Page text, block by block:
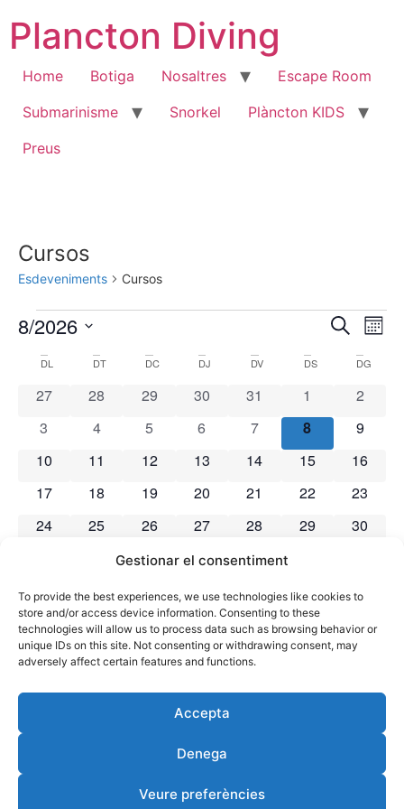
Gestionar el consentiment
To provide the best experiences, we use technologies like cookies to
store and/or access device information. Consenting to these
technologies will allow us to process data such as browsing behavior or
unique IDs on this site. Not consenting or withdrawing consent, may
adversely affect certain features and functions.
Accepta
Denega
Veure preferències
contingut
Plancton Diving
Home Botiga Nosaltres
Escape Room
Submarinisme
Snorkel
Plàncton KIDS
Preus
Cursos
Esdeveniments Cursos
Esdeveniments
cerca
CercaMes
8/2026
unaCalendari
de
Esdeveniments
DL DILLUNSDTDIMARTSDC DIMECRES
DJ DV DIVENDRES
DSDISSABTEDG
0 esdeveniments
27 0 esdeveniments
28 0 esdeveniments
29 0 esdeveniments
30 0 esdeveniments
31 0
1 0
2
0 esdeveniments
3 0 esdeveniments
4 0 esdeveniments
5 0 esdeveniments
6 0 esdeveniments
7 0
8 0
9
0 esdeveniments
10 0 esdeveniments
11 0 esdeveniments
12 0 esdeveniments
13 0 esdeveniments
14 0
15 0
16
0 esdeveniments
17 0 esdeveniments
18 0 esdeveniments
19 0 esdeveniments
20 0 esdeveniments
21 0
22 0
23
0 esdeveniments
24 0 esdeveniments
25 0 esdeveniments
26 0 esdeveniments
27 0 esdeveniments
28 0
29 0
30
0 esdeveniments0 esdeveniments
0 esdeveniments
2 0 esdeveniments
3 0 esdeveniments
4
Avís No hi ha esdeveniments en aquest dia.